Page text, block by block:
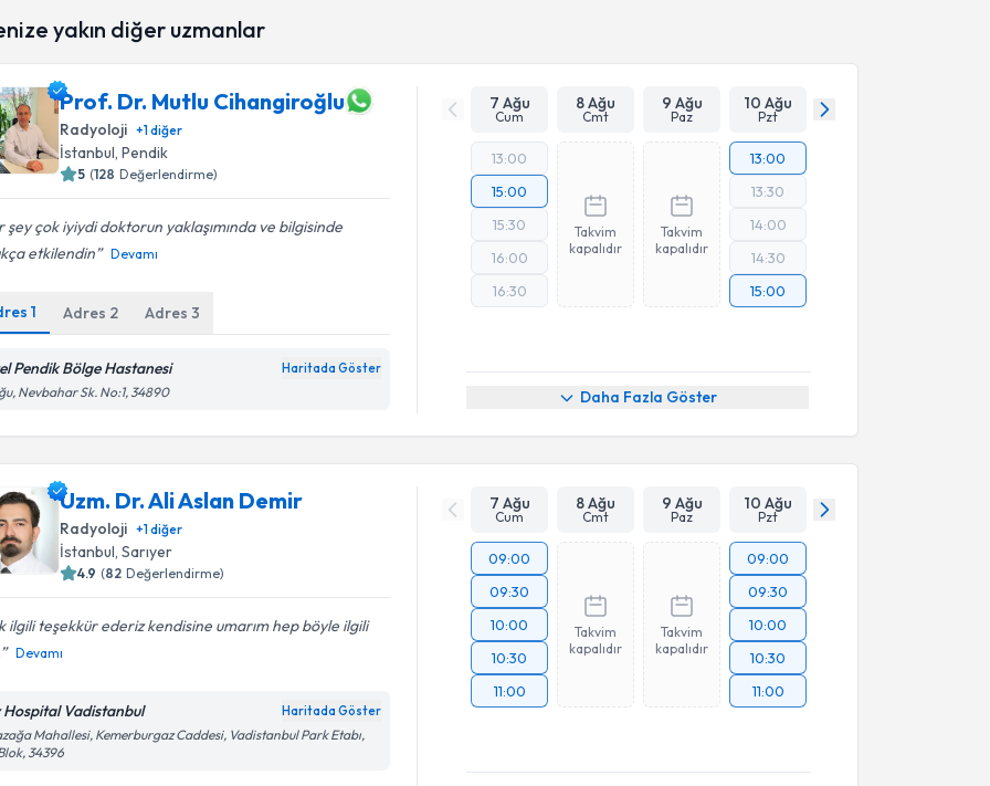
yakın diğer uzmanlar
Prof. Dr. Mutlu Cihangiroğlu
Radyoloji +1diğer
İstanbul, Pendik
5 (128 Değerlendirme)
şey çok iyiydi doktorun yaklaşımında ve bilgisinde
etkilendin
Devamı
1 Adres 2 Adres3
Pendik Bölge Hastanesi Haritada Göster
Nevbahar Sk. No:1, 34890
7 Ağu
Cum
8 Ağu
Cmt
9 Ağu
Paz
10 Ağu
Pzt
13:00
15:00
15:30
16:00
16:30
Takvim
kapalıdır
Takvim
kapalıdır
13:00
13:30
14:00
14:30
15:00
Daha Fazla Göster
Uzm. Dr. Ali Aslan Demir
Radyoloji +1diğer
İstanbul , Sarıyer
4.9 (82 Değerlendirme)
ilgili teşekkür ederiz kendisine umarım hep böyle ilgili
Devamı
Hospital Vadistanbul Haritada Göster
Mahallesi, Kemerburgaz Caddesi, Vadistanbul Park Etabı,
34396
7 Ağu
Cum
8 Ağu
Cmt
9 Ağu
Paz
10 Ağu
Pzt
09:00
09:30
10:00
10:30
11:00
Takvim
kapalıdır
Takvim
kapalıdır
09:00
09:30
10:00
10:30
11:00